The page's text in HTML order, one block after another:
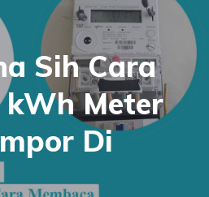
Sih Cara
kWh Meter
Di